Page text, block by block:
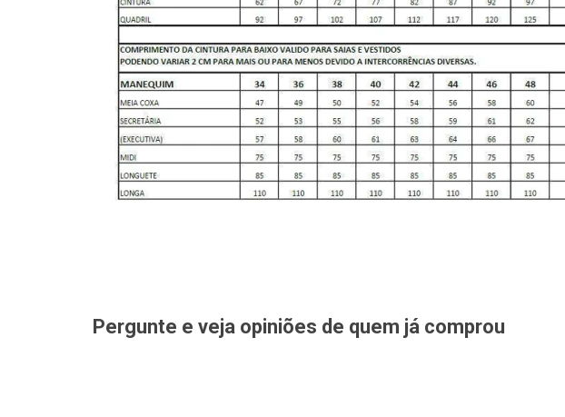
Pergunte e veja opiniões de quem já comprou